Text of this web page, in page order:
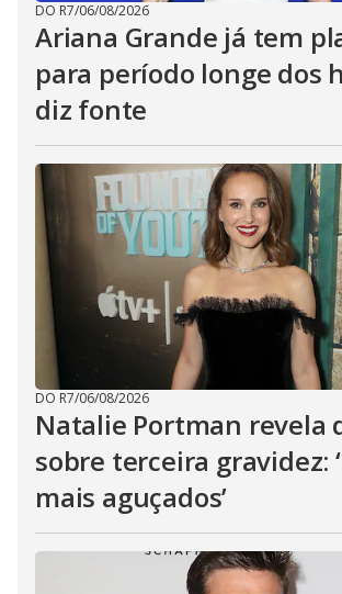
DO R7/06/08/2026
Ariana Grande já tem
para período longe dos
diz fonte
DO R7/06/08/2026
Natalie Portman revela
sobre terceira gravidez:
mais aguçados’